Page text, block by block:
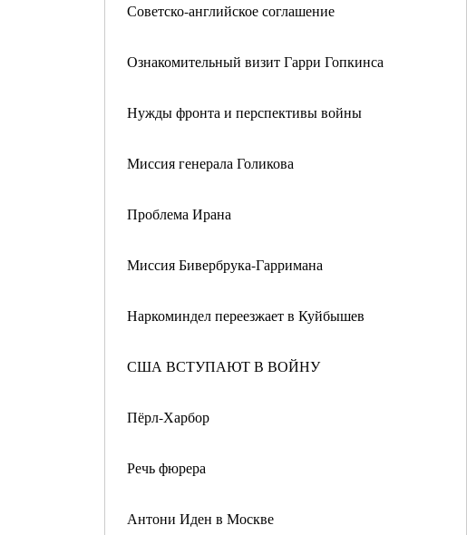
Советско-английское соглашение
Ознакомительный визит Гарри Гопкинса
Нужды фронта и перспективы войны
Миссия генерала Голикова
Проблема Ирана
Миссия Бивербрука-Гарримана
Наркоминдел переезжает в Куйбышев
США ВСТУПАЮТ В ВОЙНУ
Пёрл-Харбор
Речь фюрера
Антони Иден в Москве